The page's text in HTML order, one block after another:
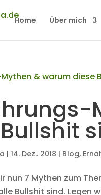
Home Über mich
|14. Dez.. 2018 | Blog,
nun 7 Mythen zum
Bullshit sind. Legen